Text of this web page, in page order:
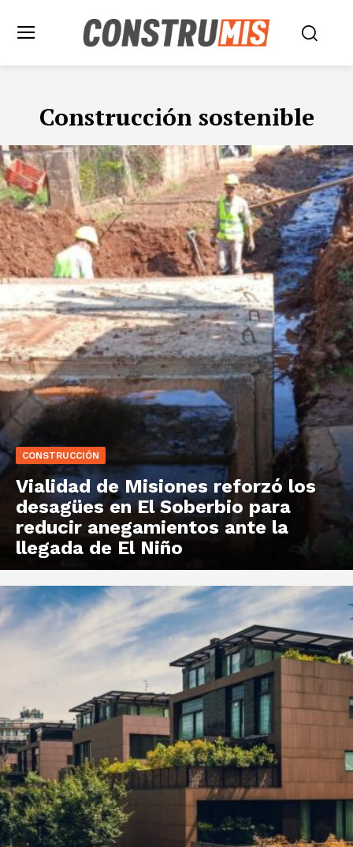
Construcción sostenible
CONSTRUCCIÓN
Vialidad de Misiones reforzó los
desagües en El Soberbio para
reducir anegamientos ante la
llegada de El Niño